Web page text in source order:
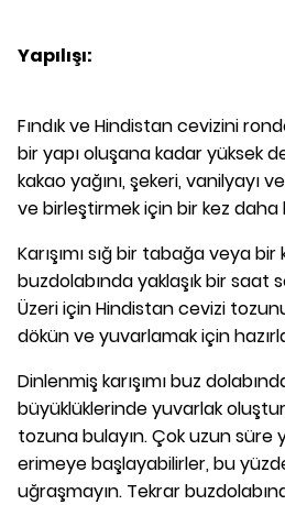
Yapılışı:
Fındık ve Hindistan cevizini
bir yapı oluşana kadar yüksek
kakao yağını, şekeri, vanilyayı
ve birleştirmek için bir kez daha
Karışımı sığ bir tabağa veya
buzdolabında yaklaşık bir saat
Üzeri için Hindistan cevizi
dökün ve yuvarlamak için
Dinlenmiş karışımı buz
büyüklüklerinde yuvarlak
tozuna bulayın. Çok uzun süre
erimeye başlayabilirler, bu
uğraşmayın. Tekrar